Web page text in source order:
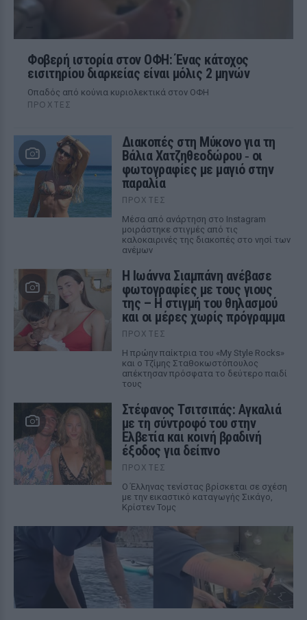
Φοβερή ιστορία στον ΟΦΗ: Ένας κάτοχος
εισιτηρίου διαρκείας είναι μόλις 2 μηνών
Οπαδός από κούνια κυριολεκτικά στον ΟΦΗ
ΠΡΟΧΤΈΣ
Διακοπές στη Μύκονο για τη
Βάλια Χατζηθεοδώρου ‑ οι
φωτογραφίες με μαγιό στην
παραλία
ΠΡΟΧΤΈΣ
Μέσα από ανάρτηση στο Instagram
μοιράστηκε στιγμές από τις
καλοκαιρινές της διακοπές στο νησί των
ανέμων
H Ιωάννα Σιαμπάνη ανέβασε
φωτογραφίες με τους γιους
της – Η στιγμή του θηλασμού
και οι μέρες χωρίς πρόγραμμα
ΠΡΟΧΤΈΣ
Η πρώην παίκτρια του «My Style Rocks»
και ο Τζίμης Σταθοκωστόπουλος
απέκτησαν πρόσφατα το δεύτερο παιδί
τους
Στέφανος Τσιτσιπάς: Αγκαλιά
με τη σύντροφό του στην
Ελβετία και κοινή βραδινή
έξοδος για δείπνο
ΠΡΟΧΤΈΣ
Ο Έλληνας τενίστας βρίσκεται σε σχέση
με την εικαστικό καταγωγής Σικάγο,
Κρίστεν Τομς